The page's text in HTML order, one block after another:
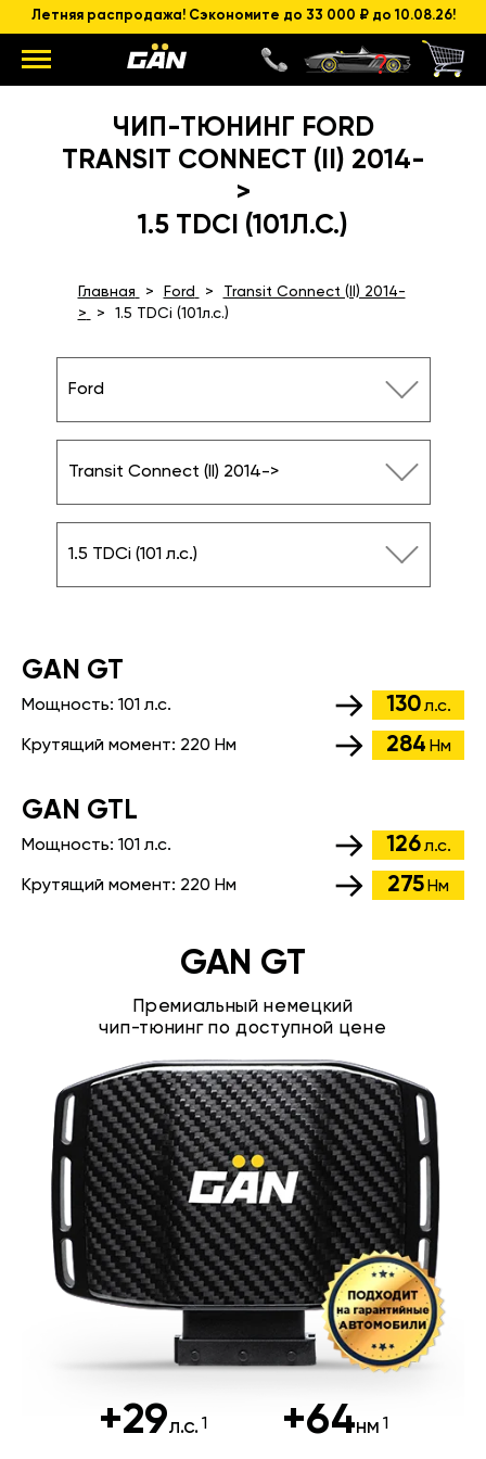
Летняя распродажа! Сэкономите до 33 000 ₽ до 10.08.26!
ЧИП-ТЮНИНГ FORD
TRANSIT CONNECT (II) 2014-
>
1.5 TDCI (101Л.С.)
Главная Ford
Transit Connect (II) 2014-
>
1.5 TDCi (101л.с.)
Ford
Transit Connect (II) 2014->
1.5 TDCi (101 л.с.)
GАN GT
Мощность: 101 л.с. 130 л.с.
Крутящий момент: 220 Нм 284 Нм
GАN GTL
Мощность: 101 л.с. 126 л.с.
Крутящий момент: 220 Нм 275 Нм
GAN GT
Премиальный немецкий
чип-тюнинг по доступной цене
+29л.с. +64нм